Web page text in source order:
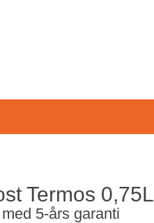
Termos 0,75L
5-års garanti